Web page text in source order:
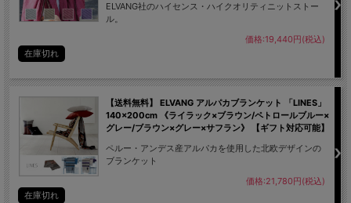
ELVANG社のハイセンス・ハイクオリティニットストー
ル。
価格:19,440円(税込)
在庫切れ
【送料無料】 ELVANG アルパカブランケット 「LINES」
140×200cm 《ライラック×ブラウン/ペトロールブルー×
グレー/ブラウン×グレー×サフラン》 【ギフト対応可能】
ペルー・アンデス産アルパカを使用した北欧デザインの
ブランケット
価格:21,780円(税込)
在庫切れ